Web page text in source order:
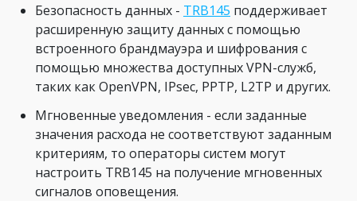
Безопасность данных - TRB145 поддерживает
расширенную защиту данных с помощью
встроенного брандмауэра и шифрования с
помощью множества доступных VPN-служб,
таких как OpenVPN, IPsec, PPTP, L2TP и других.
Мгновенные уведомления - если заданные
значения расхода не соответствуют заданным
критериям, то операторы систем могут
настроить TRB145 на получение мгновенных
сигналов оповещения.